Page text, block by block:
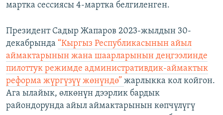
мартка сессиясы 4-мартка белгиленген.
Президент Садыр Жапаров 2023-жылдын 30-
декабрында “Кыргыз Республикасынын айыл
аймактарынын жана шаарларынын деңгээлинде
пилоттук режимде административдик-аймактык
реформа жүргүзүү жөнүндө” жарлыкка кол койгон.
Ага ылайык, өлкөнүн дээрлик бардык
райондорунда айыл аймактарынын көпчүлүгү